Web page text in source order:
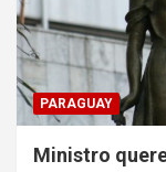
PARAGUAY
Ministro